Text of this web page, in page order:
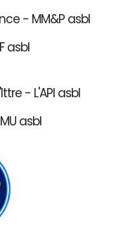
- MM&P asbl
- YCDF asbl
- L'API asbl
asbl